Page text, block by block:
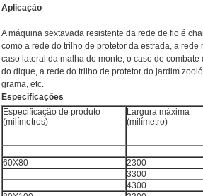
Aplicação
A máquina sextavada resistente da rede de fio é
como a rede do trilho de protetor da estrada, a
caso lateral da malha do monte, o caso de
do dique, a rede do trilho de protetor do jardim
grama, etc.
Especificações
Especificação de produto
(milímetros)
Largura máxima
(milímetro)
60X80 2300
3300
4300